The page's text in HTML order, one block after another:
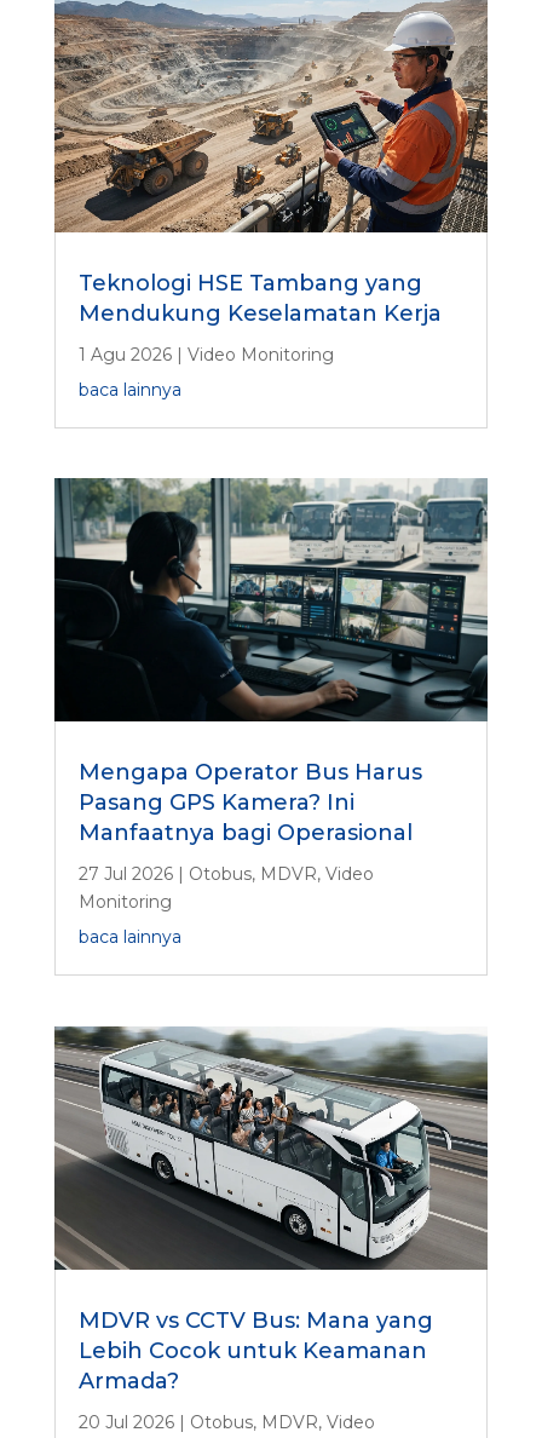
Teknologi HSE Tambang yang
Mendukung Keselamatan Kerja
1 Agu 2026| Video Monitoring
baca lainnya
Mengapa Operator Bus Harus
Pasang GPS Kamera? Ini
Manfaatnya bagi Operasional
27 Jul 2026| Otobus, MDVR, Video
Monitoring
baca lainnya
MDVR vs CCTV Bus: Mana yang
Lebih Cocok untuk Keamanan
Armada?
20 Jul 2026| Otobus, MDVR, Video